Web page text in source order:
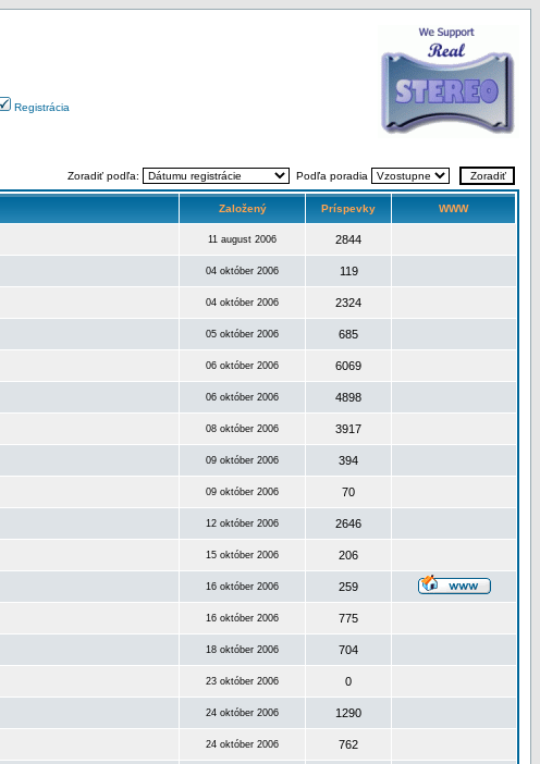
Registrácia
Zoradiť podľa: Podľa poradia
Založený Príspevky WWW
11 august 2006 2844
04 október 2006 119
04 október 2006 2324
05 október 2006 685
06 október 2006 6069
06 október 2006 4898
08 október 2006 3917
09 október 2006 394
09 október 2006 70
12 október 2006 2646
15 október 2006 206
16 október 2006 259
16 október 2006 775
18 október 2006 704
23 október 2006 0
24 október 2006 1290
24 október 2006 762